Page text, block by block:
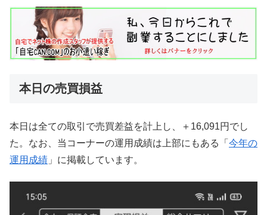
本日の売買損益
本日は全ての取引で売買差益を計上し、＋16,091円でし
た。なお、当コーナーの運用成績は上部にもある「 今年の
運用成績 」に掲載しています。